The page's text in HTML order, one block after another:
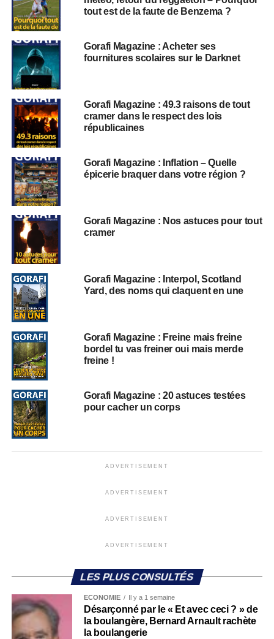
tout est de la faute de Benzema ?
Gorafi Magazine : Acheter ses
fournitures scolaires sur le Darknet
Gorafi Magazine : 49.3 raisons de tout
cramer dans le respect des lois
républicaines
Gorafi Magazine : Inflation – Quelle
épicerie braquer dans votre région ?
Gorafi Magazine : Nos astuces pour tout
cramer
Gorafi Magazine : Interpol, Scotland
Yard, des noms qui claquent en une
Gorafi Magazine : Freine mais freine
bordel tu vas freiner oui mais merde
freine !
Gorafi Magazine : 20 astuces testées
pour cacher un corps
ADVERTISEMENT
ADVERTISEMENT
ADVERTISEMENT
ADVERTISEMENT
LES PLUS CONSULTÉS
ECONOMIE Il y a 1 semaine
Désarçonné par le « Et avec ceci ? » de
la boulangère, Bernard Arnault rachète
la boulangerie